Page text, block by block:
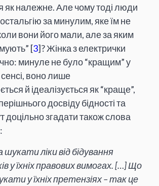
як належне. Але чому тоді люди
за минулим, яке їм не
вони його мали, але за яким
[3]? Жінка з електрички
минуле не було “кращим” у
воно лише
й ідеалізується як “краще”,
досвіду бідності та
доцільно згадати також слова
ліки від бідування
у їхніх правових вимогах. […] Що
у їхніх претензіях – так це